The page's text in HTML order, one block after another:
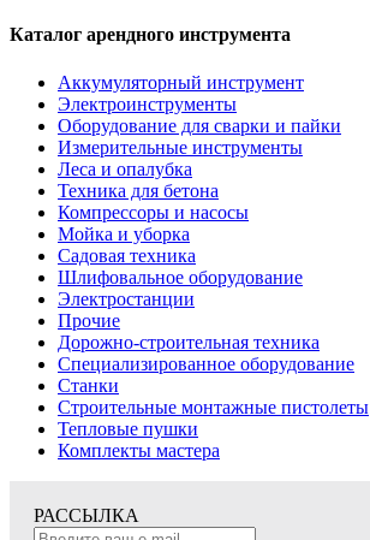
Каталог арендного инструмента
Аккумуляторный инструмент
Электроинструменты
Оборудование для сварки и пайки
Измерительные инструменты
Леса и опалубка
Техника для бетона
Компрессоры и насосы
Мойка и уборка
Садовая техника
Шлифовальное оборудование
Электростанции
Прочие
Дорожно-строительная техника
Специализированное оборудование
Станки
Строительные монтажные пистолеты
Тепловые пушки
Комплекты мастера
РАССЫЛКА